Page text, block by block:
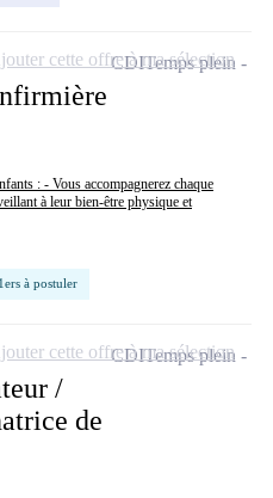
: - Vous accompagnerez chaque
à leur bien-être physique et
à postuler
CDITemps plein
cette offre à ma sélection
/
de
CDITemps plein
cette offre à ma sélection